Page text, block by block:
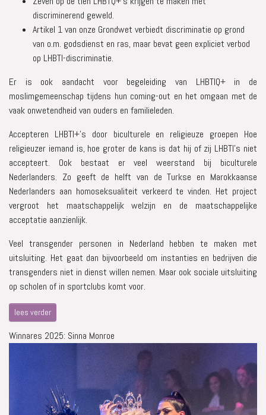
discriminerend geweld.
Artikel 1 van onze Grondwet verbiedt discriminatie op grond
van o.m. godsdienst en ras, maar bevat geen expliciet verbod
op LHBTI-discriminatie.
Er is ook aandacht voor begeleiding van LHBTIQ+ in de
moslimgemeenschap tijdens hun coming-out en het omgaan met de
vaak onwetendheid van ouders en familieleden.
Accepteren LHBTI+'s door biculturele en religieuze groepen Hoe
religieuzer iemand is, hoe groter de kans is dat hij of zij LHBTI’s niet
accepteert. Ook bestaat er veel weerstand bij biculturele
Nederlanders. Zo geeft de helft van de Turkse en Marokkaanse
Nederlanders aan homoseksualiteit verkeerd te vinden. Het project
vergroot het maatschappelijk welzijn en de maatschappelijke
acceptatie aanzienlijk.
Veel transgender personen in Nederland hebben te maken met
uitsluiting. Het gaat dan bijvoorbeeld om instanties en bedrijven die
transgenders niet in dienst willen nemen. Maar ook sociale uitsluiting
op scholen of in sportclubs komt voor.
lees verder
Winnares 2025: Sinna Monroe